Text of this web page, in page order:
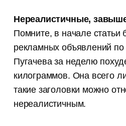
Нереалистичные,
Помните, в начале
рекламных объявлений
Пугачева за неделю
килограммов. Она всего
такие заголовки можно
нереалистичным.